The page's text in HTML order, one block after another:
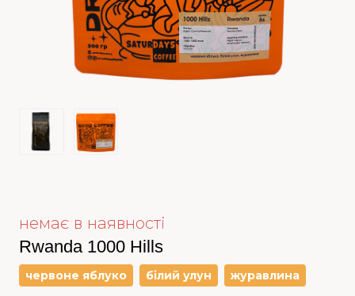
немає в наявності
Rwanda 1000 Hills
червоне яблуко білий улун журавлина